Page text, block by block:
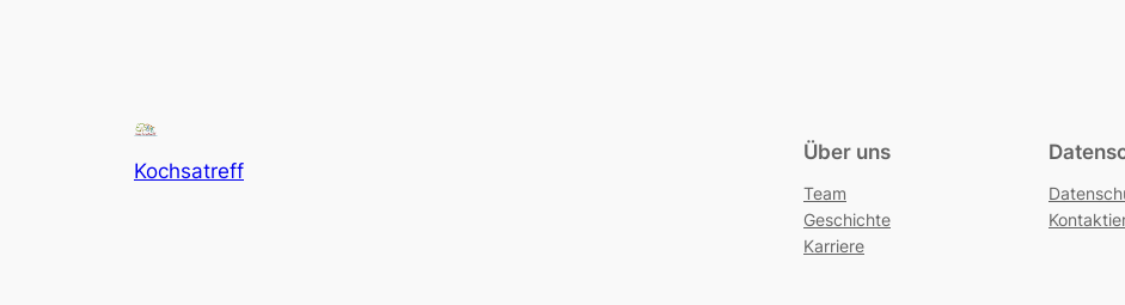
Kochsatreff
Über uns
Team
Geschichte
Karriere